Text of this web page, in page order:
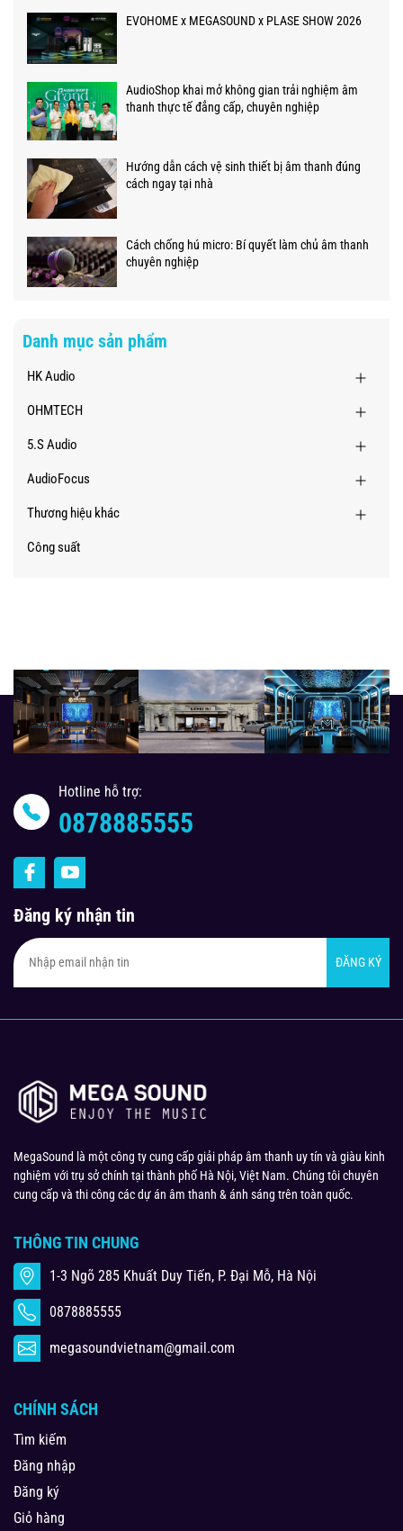
EVOHOME x MEGASOUND x PLASE SHOW 2026
AudioShop khai mở không gian trải nghiệm âm
thanh thực tế đẳng cấp, chuyên nghiệp
Hướng dẫn cách vệ sinh thiết bị âm thanh đúng
cách ngay tại nhà
Cách chống hú micro: Bí quyết làm chủ âm thanh
chuyên nghiệp
Danh mục sản phẩm
HK Audio
OHMTECH
5.S Audio
AudioFocus
Thương hiệu khác
Công suất
Hotline hỗ trợ:
0878885555
Đăng ký nhận tin
ĐĂNG KÝ
MegaSound là một công ty cung cấp giải pháp âm thanh uy tín và giàu kinh
nghiệm với trụ sở chính tại thành phố Hà Nội, Việt Nam. Chúng tôi chuyên
cung cấp và thi công các dự án âm thanh & ánh sáng trên toàn quốc.
THÔNG TIN CHUNG
1-3 Ngõ 285 Khuất Duy Tiến, P. Đại Mỗ, Hà Nội
0878885555
megasoundvietnam@gmail.com
CHÍNH SÁCH
Tìm kiếm
Đăng nhập
Đăng ký
Giỏ hàng